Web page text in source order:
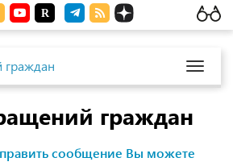
граждан
сообщение Вы можете